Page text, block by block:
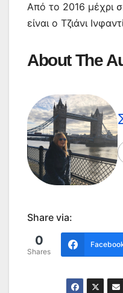
Από το 2016 μέχρι
είναι ο Τζιάνι
About The
Share via:
0
Shares